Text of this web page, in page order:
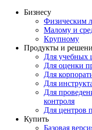
Бизнесу
Физическим
Малому и
Крупному
Продукты и
Для учебных
Для оценки
Для
Для
Для
контроля
Для центров
Купить
Базовая